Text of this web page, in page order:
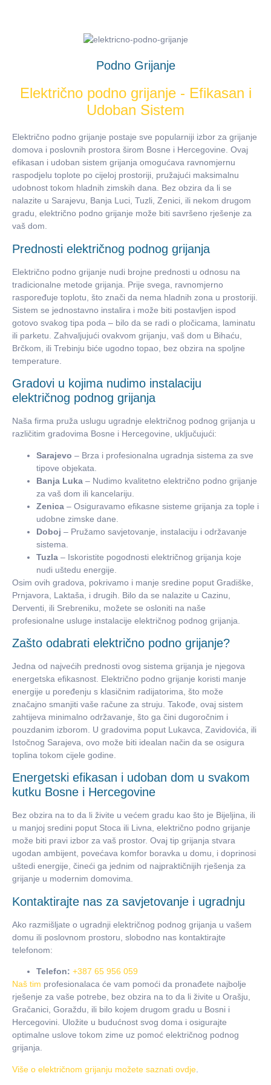
Podno Grijanje
Električno podno grijanje - Efikasan i
Udoban Sistem
Električno podno grijanje postaje sve popularniji izbor za grijanje
domova i poslovnih prostora širom Bosne i Hercegovine. Ovaj
efikasan i udoban sistem grijanja omogućava ravnomjernu
raspodjelu toplote po cijeloj prostoriji, pružajući maksimalnu
udobnost tokom hladnih zimskih dana. Bez obzira da li se
nalazite u Sarajevu, Banja Luci, Tuzli, Zenici, ili nekom drugom
gradu, električno podno grijanje može biti savršeno rješenje za
vaš dom.
Prednosti električnog podnog grijanja
Električno podno grijanje nudi brojne prednosti u odnosu na
tradicionalne metode grijanja. Prije svega, ravnomjerno
raspoređuje toplotu, što znači da nema hladnih zona u prostoriji.
Sistem se jednostavno instalira i može biti postavljen ispod
gotovo svakog tipa poda – bilo da se radi o pločicama, laminatu
ili parketu. Zahvaljujući ovakvom grijanju, vaš dom u Bihaću,
Brčkom, ili Trebinju biće ugodno topao, bez obzira na spoljne
temperature.
Gradovi u kojima nudimo instalaciju
električnog podnog grijanja
Naša firma pruža uslugu ugradnje električnog podnog grijanja u
različitim gradovima Bosne i Hercegovine, uključujući:
Sarajevo – Brza i profesionalna ugradnja sistema za sve
tipove objekata.
Banja Luka – Nudimo kvalitetno električno podno grijanje
za vaš dom ili kancelariju.
Zenica – Osiguravamo efikasne sisteme grijanja za tople i
udobne zimske dane.
Doboj – Pružamo savjetovanje, instalaciju i održavanje
sistema.
Tuzla – Iskoristite pogodnosti električnog grijanja koje
nudi uštedu energije.
Osim ovih gradova, pokrivamo i manje sredine poput Gradiške,
Prnjavora, Laktaša, i drugih. Bilo da se nalazite u Cazinu,
Derventi, ili Srebreniku, možete se osloniti na naše
profesionalne usluge instalacije električnog podnog grijanja.
Zašto odabrati električno podno grijanje?
Jedna od najvećih prednosti ovog sistema grijanja je njegova
energetska efikasnost. Električno podno grijanje koristi manje
energije u poređenju s klasičnim radijatorima, što može
značajno smanjiti vaše račune za struju. Takođe, ovaj sistem
zahtijeva minimalno održavanje, što ga čini dugoročnim i
pouzdanim izborom. U gradovima poput Lukavca, Zavidovića, ili
Istočnog Sarajeva, ovo može biti idealan način da se osigura
toplina tokom cijele godine.
Energetski efikasan i udoban dom u svakom
kutku Bosne i Hercegovine
Bez obzira na to da li živite u većem gradu kao što je Bijeljina, ili
u manjoj sredini poput Stoca ili Livna, električno podno grijanje
može biti pravi izbor za vaš prostor. Ovaj tip grijanja stvara
ugodan ambijent, povećava komfor boravka u domu, i doprinosi
uštedi energije, čineći ga jednim od najpraktičnijih rješenja za
grijanje u modernim domovima.
Kontaktirajte nas za savjetovanje i ugradnju
Ako razmišljate o ugradnji električnog podnog grijanja u vašem
domu ili poslovnom prostoru, slobodno nas kontaktirajte
telefonom:
Telefon: +387 65 956 059
Naš tim profesionalaca će vam pomoći da pronađete najbolje
rješenje za vaše potrebe, bez obzira na to da li živite u Orašju,
Gračanici, Goraždu, ili bilo kojem drugom gradu u Bosni i
Hercegovini. Uložite u budućnost svog doma i osigurajte
optimalne uslove tokom zime uz pomoć električnog podnog
grijanja.
Više o električnom grijanju možete saznati ovdje